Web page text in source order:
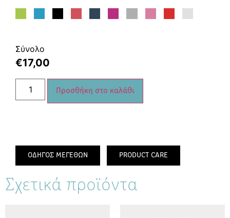
Σύνολο
€17,00
Προσθήκη στο καλάθι
ΟΔΗΓΟΣ ΜΕΓΕΘΩΝ PRODUCT CARE
Σχετικά προϊόντα